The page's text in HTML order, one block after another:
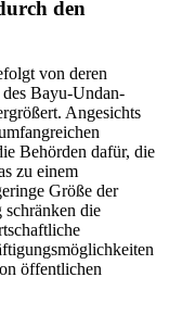
den
von deren
Bayu-Undan-
Angesichts
Behörden dafür, die
zu einem
Größe der
die
öffentlichen